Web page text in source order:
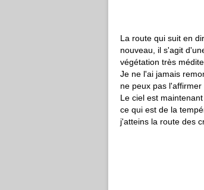
La route qui suit en
nouveau, il s'agit
végétation très
Je ne l'ai jamais
ne peux pas l'affirmer
Le ciel est
ce qui est de la
j'atteins la route des